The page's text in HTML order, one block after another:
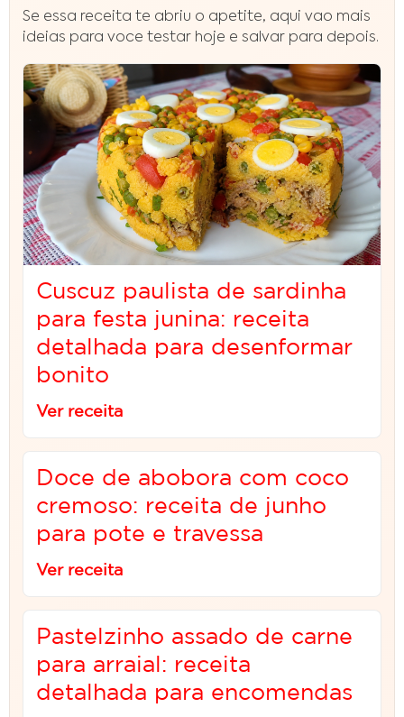
Se essa receita te abriu o apetite, aqui vao mais
ideias para voce testar hoje e salvar para depois.
Cuscuz paulista de sardinha
para festa junina: receita
detalhada para desenformar
bonito
Ver receita
Doce de abobora com coco
cremoso: receita de junho
para pote e travessa
Ver receita
Pastelzinho assado de carne
para arraial: receita
detalhada para encomendas